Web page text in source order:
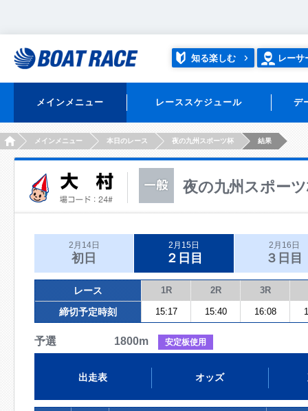
知る楽しむ レーサ
メインメニュー レーススケジュール デ
HOMEメインメニュー 本日のレース 夜の九州スポーツ杯 結果
夜の九州スポー
2月14日
初日
2月15日
２日目
2月16日
３日目
レース 1R 2R 3R
締切予定時刻 15:17 15:40 16:08
予選 1800m 安定板使用
出走表 オッズ